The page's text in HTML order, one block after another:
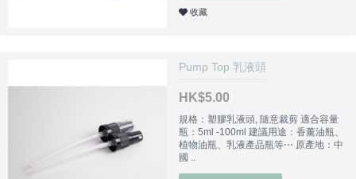
收藏
Pump Top 乳液頭
HK$5.00
規格：塑膠乳液頭, 隨意裁剪 適合容量
瓶：5ml -100ml 建議用途：香薰油瓶、
植物油瓶、乳液產品瓶等⋯ 原產地：中
國 ..